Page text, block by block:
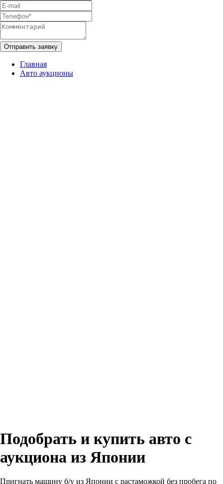
Отправить заявку
Главная
Авто аукционы
Подобрать и купить авто с
аукциона из Японии
Пригнать машину б/у из Японии с растаможкой без пробега по